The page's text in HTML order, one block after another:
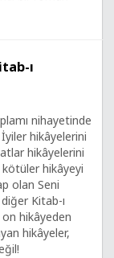
ı
nihayetinde
hikâyelerini
hikâyelerini
kötüler hikâyeyi
olan Seni
Kitab-ı
hikâyeden
hikâyeler,